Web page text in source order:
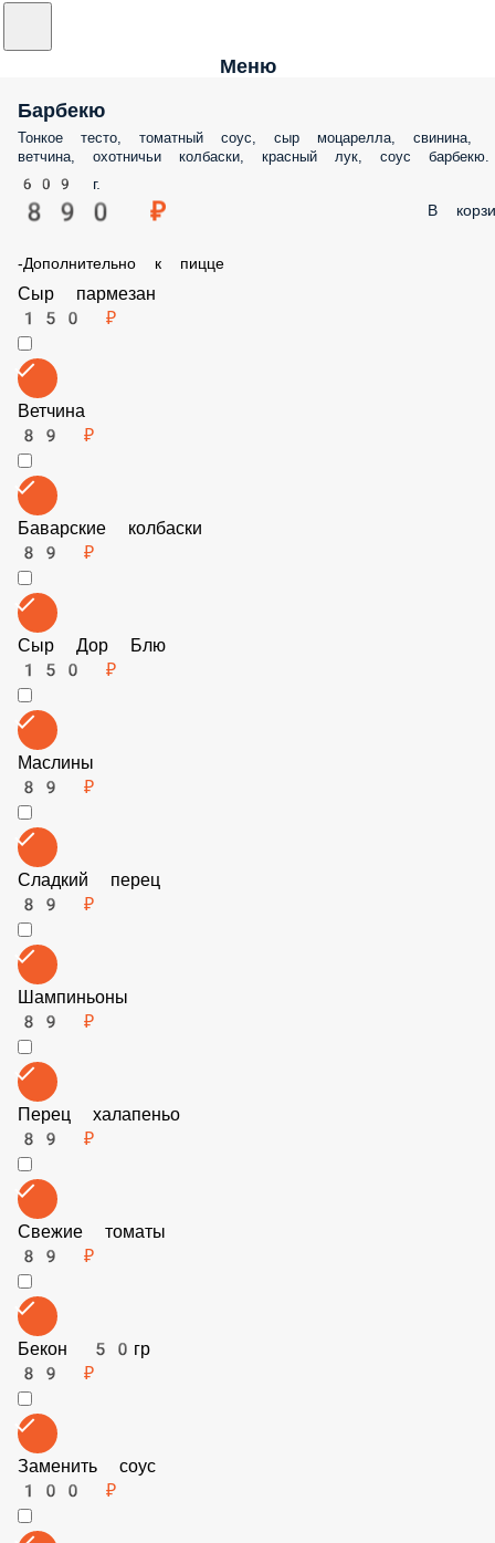
Меню
Барбекю
Тонкое тесто, томатный соус, сыр моцарелла, свинина, ветчина,
охотничьи колбаски, красный лук, соус барбекю.
609 г.
890 ₽ В
-Дополнительно к пицце
Сыр пармезан
150 ₽
89 ₽
Баварские колбаски
89 ₽
Сыр Дор Блю
150 ₽
Маслины
89 ₽
Сладкий перец
89 ₽
Перец халапеньо
89 ₽
Свежие томаты
89 ₽